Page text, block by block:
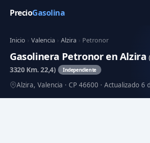
PrecioGasolina
Inicio › Valencia › Alzira › Petronor
Gasolinera Petronor en Alzira
3320 Km. 22,4)
Independiente
Alzira, Valencia · CP 46600 · Actualizado